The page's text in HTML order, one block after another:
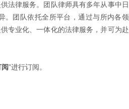
法律服务。团队律师具有多年从事中日
。团队依托全所平台，通过与所内各领
专业化、一体化的法律服务，并可为赴
”进行订阅。